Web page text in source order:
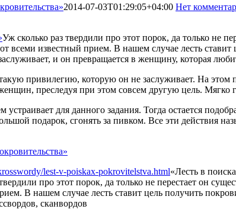
2014-07-03T01:29:05+04:00 Нет
Уж сколько раз твердили про этот порок, да только не
всеми известный прием. В нашем случае лесть
и он превращается в женщину, которая
привилегию, которую он не заслуживает. На
преследуя при этом совсем другую цель. Мягко
устраивает для данного задания. Тогда остается
подарок, сгонять за пивком. Все эти действия
lest-v-poiskax-pokrovitelstva.html«Лесть в
про этот порок, да только не перестает он
В нашем случае лесть ставит цель получить